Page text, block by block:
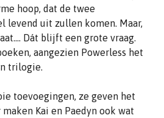
hoop, dat de twee
levend uit zullen komen. Maar,
Dát blijft een grote vraag.
aangezien Powerless het
trilogie.
toevoegingen, ze geven het
Kai en Paedyn ook wat